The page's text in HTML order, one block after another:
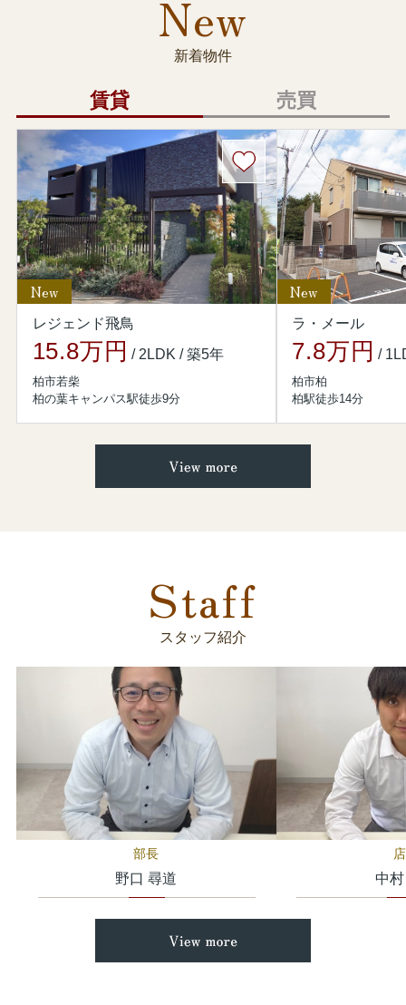
いますようお願い申し上げます。
【本件に関するお問い合わせ】
//www.ielove-group.jp/inquirypolicy/
お電話でのお問い合わせ
050-5794-1573（平日9：45～19：00）
2026.05.01
お客様各位
平素より向陽株式会社をご愛顧いただき、誠にありがとうございま
す。
（運営会社：株式会社いえらぶGROUP、以下「いえらぶ社」）にお
いて、第三者による不正アクセスが確認され、データが不正に取得
された事案が発生したとの発表が、いえらぶ社よりございました。
本件の詳細につきましては、以下のいえらぶ社によるニュースリリ
ースをご参照ください。
//www.ielove-group.jp/news/detail-1371
//www.ielove-group.jp/news/detail-1379
ービスをご利用されたお客様に関する情報でございます。
今後につきましては、事実関係の確認を進めるとともに、個人情報
保護法その他の関係法令に基づき、必要な対応および適切な通知を
また、新たにお知らせすべき事項が判明した場合には、改めてお知
お客様ならびに関係者の皆様には、多大なるご不安とご迷惑をおか
けしておりますことを、深くお詫び申し上げます。
なお、本件に関するお問い合わせにつきましては、誠に恐れ入りま
すが、下記のいえらぶ社専用お問い合わせ窓口までご連絡ください
ますようお願い申し上げます。
【本件に関するお問い合わせ】
いえらぶ社お問い合わせ専用窓口
//www.ielove-group.jp/inquirypolicy/
お電話でのお問い合わせ
050-5794-1573（平日9：45～19：00）
New
新着物件
賃貸 売買
New
レジェンド飛鳥
15.8万円 / 2LDK / 築5年
柏市若柴
柏の葉キャンパス駅徒歩9分
New
ラ・メール
7.8万円 /
柏市柏
柏駅徒歩14分
Staff
スタッフ紹介
部長
野口 尋道 中